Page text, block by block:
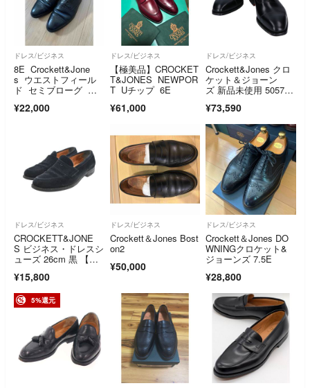
ドレス/ビジネス
8E Crockett&Jone
s ウエストフィール
ド セミブローグ ブ
¥22,000
ドレス/ビジネス
【極美品】CROCKET
T&JONES NEWPOR
T Uチップ 6E
¥61,000
ドレス/ビジネス
Crockett&Jones クロ
ケット＆ジョーン
ズ 新品未使用 5057-1
AM 348ラスト ストレ
ートチップ シュー
ズ 8 1/2E
¥73,590
ドレス/ビジネス
CROCKETT&JONE
S ビジネス・ドレスシ
ューズ 26cm 黒 【古
料】
¥15,800
ドレス/ビジネス
Crockett＆Jones Bost
on2
¥50,000
ドレス/ビジネス
Crockett＆Jones DO
WNINGクロケット&
ジョーンズ 7.5E
¥28,800
5%還元